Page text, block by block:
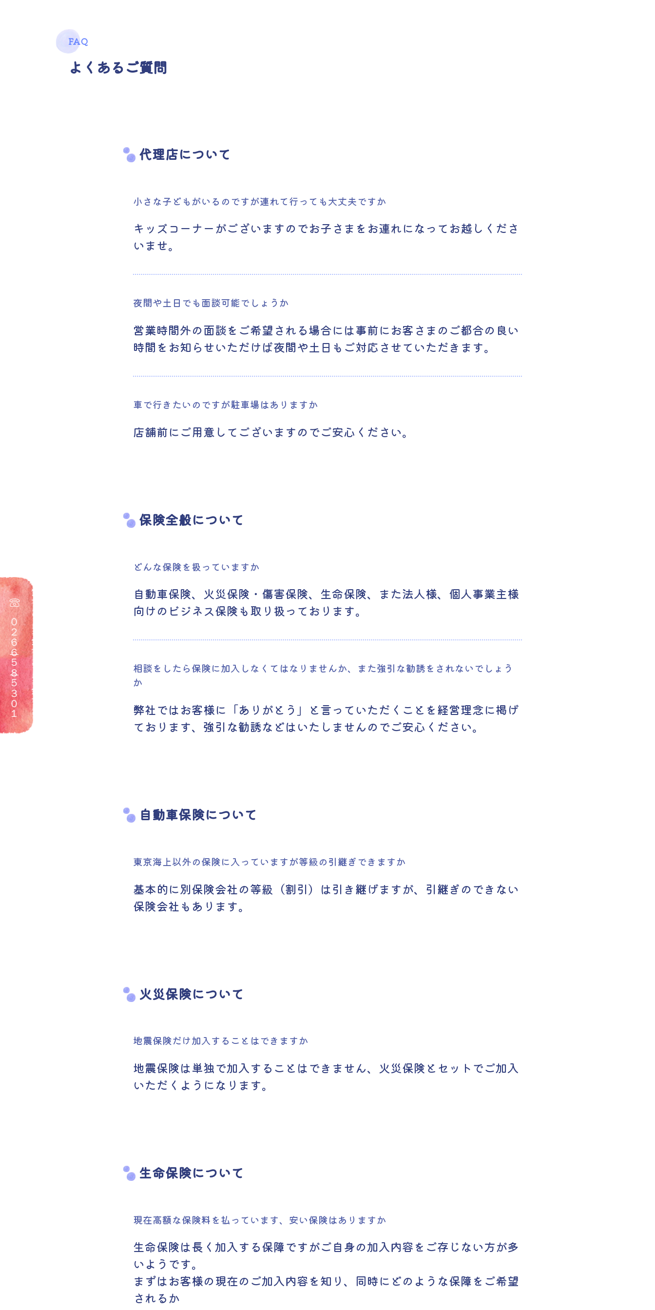
FAQ
よくあるご質問
代理店について
小さな子どもがいるのですが連れて行っても大丈夫ですか
キッズコーナーがございますのでお子さまをお連れになってお越しくださ
いませ。
夜間や土日でも面談可能でしょうか
営業時間外の面談をご希望される場合には事前にお客さまのご都合の良い
時間をお知らせいただけば夜間や土日もご対応させていただきます。
車で行きたいのですが駐車場はありますか
店舗前にご用意してございますのでご安心ください。
保険全般について
どんな保険を扱っていますか
自動車保険、火災保険・傷害保険、生命保険、また法人様、個人事業主様
向けのビジネス保険も取り扱っております。
相談をしたら保険に加入しなくてはなりませんか、また強引な勧誘をされないでしょう
か
弊社ではお客様に「ありがとう」と言っていただくことを経営理念に掲げ
ております、強引な勧誘などはいたしませんのでご安心ください。
自動車保険について
東京海上以外の保険に入っていますが等級の引継ぎできますか
基本的に別保険会社の等級（割引）は引き継げますが、引継ぎのできない
保険会社もあります。
火災保険について
地震保険だけ加入することはできますか
地震保険は単独で加入することはできません、火災保険とセットでご加入
いただくようになります。
生命保険について
現在高額な保険料を払っています、安い保険はありますか
生命保険は長く加入する保障ですがご自身の加入内容をご存じない方が多
いようです。
まずはお客様の現在のご加入内容を知り、同時にどのような保障をご希望
されるか
０２６６
５８
５３０１